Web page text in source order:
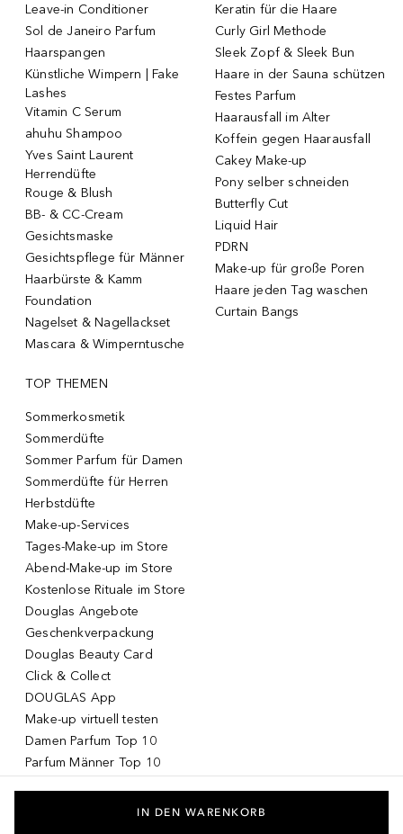
Leave-in Conditioner
Sol de Janeiro Parfum
Haarspangen
Künstliche Wimpern | Fake
Lashes
Vitamin C Serum
ahuhu Shampoo
Yves Saint Laurent
Herrendüfte
Rouge & Blush
BB- & CC-Cream
Gesichtsmaske
Gesichtspflege für Männer
Haarbürste & Kamm
Foundation
Nagelset & Nagellackset
Mascara & Wimperntusche
Keratin für die Haare
Curly Girl Methode
Sleek Zopf & Sleek Bun
Haare in der Sauna schützen
Festes Parfum
Haarausfall im Alter
Koffein gegen Haarausfall
Cakey Make-up
Pony selber schneiden
Butterfly Cut
Liquid Hair
PDRN
Make-up für große Poren
Haare jeden Tag waschen
Curtain Bangs
TOP THEMEN
Sommerkosmetik
Sommerdüfte
Sommer Parfum für Damen
Sommerdüfte für Herren
Herbstdüfte
Make-up-Services
Tages-Make-up im Store
Abend-Make-up im Store
Kostenlose Rituale im Store
Douglas Angebote
Geschenkverpackung
Douglas Beauty Card
Click & Collect
DOUGLAS App
Make-up virtuell testen
Damen Parfum Top 10
Parfum Männer Top 10
Koreanische KosmetikIN DEN WARENKORB